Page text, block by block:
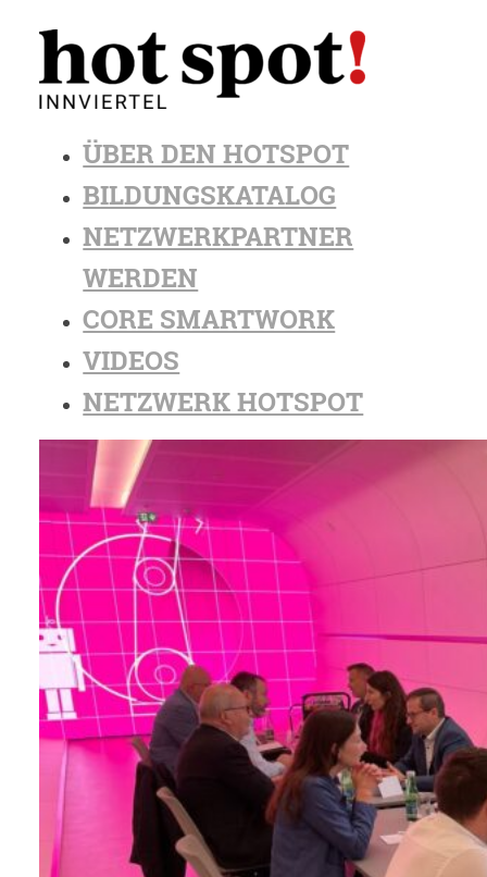
ÜBER DEN HOTSPOT
BILDUNGSKATALOG
NETZWERKPARTNER
WERDEN
CORE SMARTWORK
VIDEOS
NETZWERK HOTSPOT